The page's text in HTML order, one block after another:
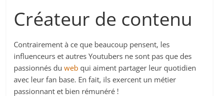
Créateur de contenu
Contrairement à ce que beaucoup pensent, les
influenceurs et autres Youtubers ne sont pas que des
passionnés duweb qui aiment partager leur quotidien
avec leur fan base. En fait, ils exercent un métier
passionnant et bien rémunéré !